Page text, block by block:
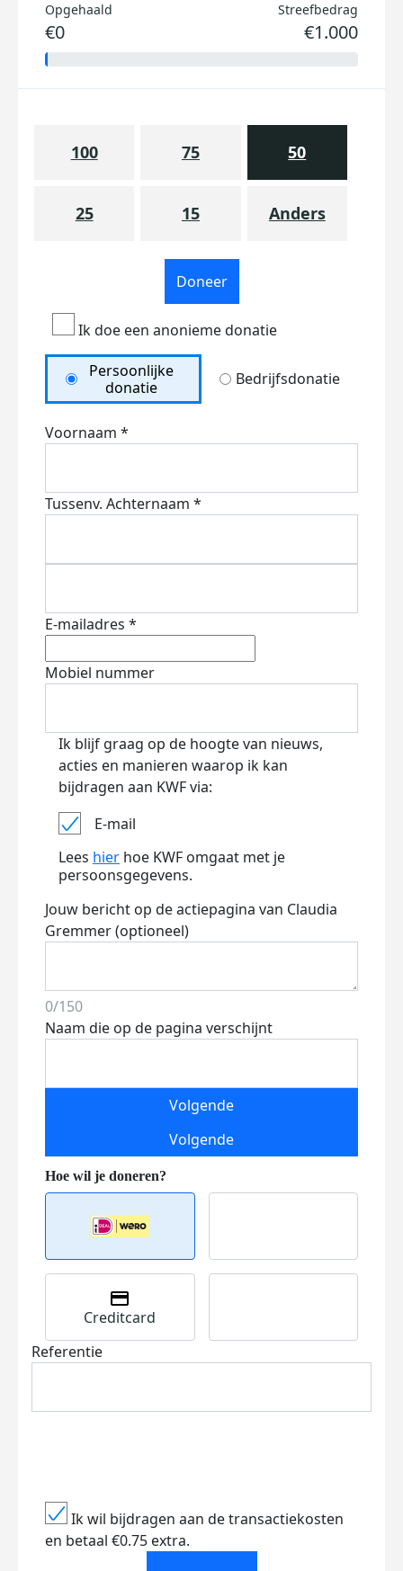
Opgehaald
€0
Streefbedrag
€1.000
100 75 50
25 15 Anders
Doneer
Ik doe een anonieme donatie
Persoonlijke
donatie
Bedrijfsdonatie
Voornaam *
Tussenv. Achternaam *
E-mailadres *
Mobiel nummer
Ik blijf graag op de hoogte van nieuws,
acties en manieren waarop ik kan
bijdragen aan KWF via:
E-mail
Lees hier hoe KWF omgaat met je
persoonsgegevens.
Jouw bericht op de actiepagina van Claudia
Gremmer (optioneel)
0/150
Naam die op de pagina verschijnt
Volgende
Volgende
Creditcard
Referentie
Ik wil bijdragen aan de transactiekosten
en betaal €0.75 extra.